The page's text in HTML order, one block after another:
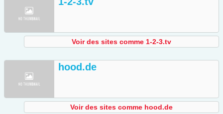
Voir des sites comme 1-2-3.tv
hood.de
Voir des sites comme hood.de